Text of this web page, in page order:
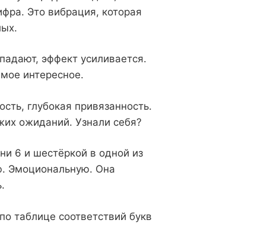
Это вибрация, которая
эффект усиливается.
интересное.
глубокая привязанность.
ожиданий. Узнали себя?
6 и шестёркой в одной из
Эмоциональную. Она
таблице соответствий букв